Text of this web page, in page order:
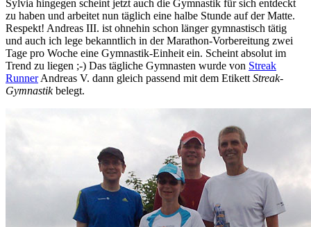
Sylvia hingegen scheint jetzt auch die Gymnastik für sich entdeckt
zu haben und arbeitet nun täglich eine halbe Stunde auf der Matte.
Respekt! Andreas III. ist ohnehin schon länger gymnastisch tätig
und auch ich lege bekanntlich in der Marathon-Vorbereitung zwei
Tage pro Woche eine Gymnastik-Einheit ein. Scheint absolut im
Trend zu liegen ;-) Das tägliche Gymnasten wurde von Streak
RunnerAndreas V. dann gleich passend mit dem Etikett Streak-
Gymnastikbelegt.